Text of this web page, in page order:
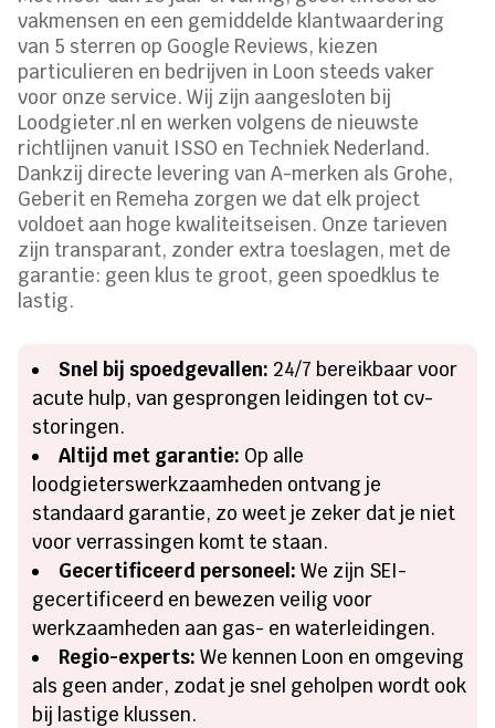
vakmensen en een gemiddelde klantwaardering
van 5 sterren op Google Reviews, kiezen
particulieren en bedrijven in Loon steeds vaker
voor onze service. Wij zijn aangesloten bij
Loodgieter.nl en werken volgens de nieuwste
richtlijnen vanuit ISSO en Techniek Nederland.
Dankzij directe levering van A-merken als Grohe,
Geberit en Remeha zorgen we dat elk project
voldoet aan hoge kwaliteitseisen. Onze tarieven
zijn transparant, zonder extra toeslagen, met de
garantie: geen klus te groot, geen spoedklus te
lastig.
Snel bij spoedgevallen: 24/7 bereikbaar voor
acute hulp, van gesprongen leidingen tot cv-
storingen.
Altijd met garantie: Op alle
loodgieterswerkzaamheden ontvang je
standaard garantie, zo weet je zeker dat je niet
voor verrassingen komt te staan.
Gecertificeerd personeel: We zijn SEI-
gecertificeerd en bewezen veilig voor
werkzaamheden aan gas- en waterleidingen.
Regio-experts: We kennen Loon en omgeving
als geen ander, zodat je snel geholpen wordt ook
bij lastige klussen.